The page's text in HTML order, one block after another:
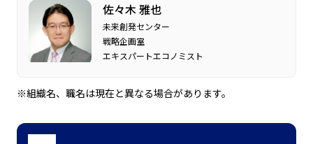
佐々木 雅也
未来創発センター
戦略企画室
エキスパートエコノミスト
※組織名、職名は現在と異なる場合があります。